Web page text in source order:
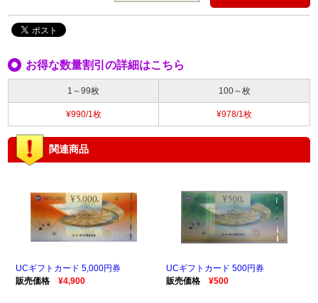
お得な数量割引の詳細はこちら
1～99枚
¥990/1枚
100～枚
¥978/1枚
関連商品
UCギフトカード 5,000円券
販売価格
¥4,900
UCギフトカード 500円券
販売価格
¥500